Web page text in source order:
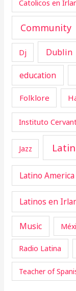
Catolicos en
Community
Dj Dublin
education
Folklore
Instituto
Jazz
Latino America
Latinos en
Music
Radio Latina
Teacher of